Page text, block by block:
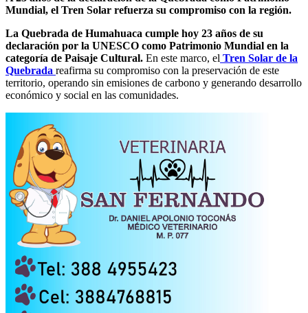
Mundial, el Tren Solar refuerza su compromiso con la región.
La Quebrada de Humahuaca cumple hoy 23 años de su
declaración por la UNESCO como Patrimonio Mundial en la
categoría de Paisaje Cultural. En este marco, el Tren Solar de la
Quebrada reafirma su compromiso con la preservación de este
territorio, operando sin emisiones de carbono y generando desarrollo
económico y social en las comunidades.